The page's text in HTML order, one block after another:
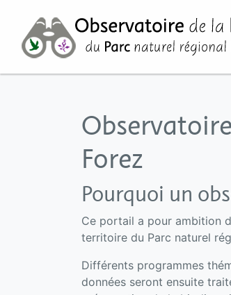
Forez
Pourquoi un
Ce portail a pour ambition
territoire du Parc naturel
Différents programmes
données seront ensuite